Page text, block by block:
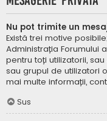
Nu pot trimite un
Există trei motive
Administrația Forumului
pentru toți utilizatorii,
sau grupul de utilizatori
mai multe informații,
Sus